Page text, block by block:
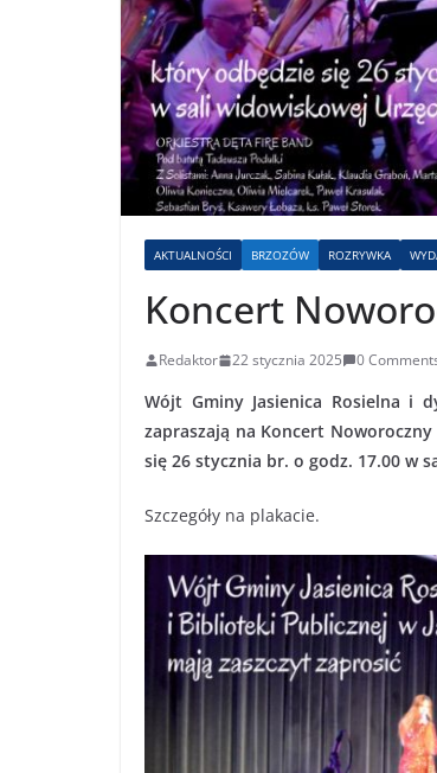
AKTUALNOŚCI BRZOZÓW ROZRYWKA
Koncert
Redaktor 22 stycznia 2025 0
Wójt Gminy Jasienica Rosielna i
zapraszają na Koncert
się 26 stycznia br. o godz. 17.00 w
Szczegóły na plakacie.